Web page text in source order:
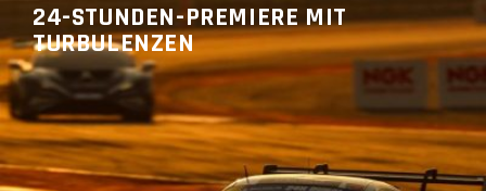
24-STUNDEN-PREMIERE MIT
TURBULENZEN